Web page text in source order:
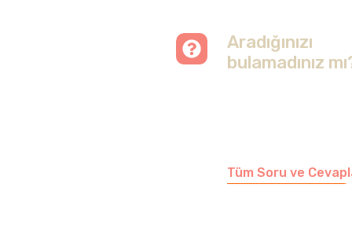
Aradığınızı
bulamadınız
Tüm Soru ve